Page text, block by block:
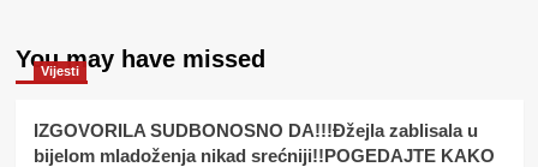
You may have missed
Vijesti
IZGOVORILA SUDBONOSNO DA!!!Đžejla zablisala u
bijelom mladoženja nikad srećniji!!POGEDAJTE KAKO